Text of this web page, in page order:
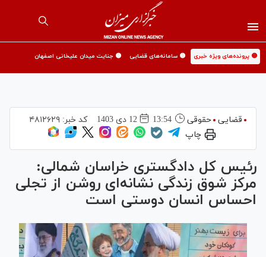
🟡 پرونده‌های ویژه خبری 🟡 سامانه‌های قضایی 🟡 جنایت میدان علیخانی اصفهان
قضایی حقوقی 13:54 12 دی 1403 کد خبر: ۴۸۱۲۶۲۹
چاپ
رئیس کل دادگستری خراسان شمالی:
مرکز شوق زندگی نشانه‌ای روشن از تجلی
احساس انسان دوستی است